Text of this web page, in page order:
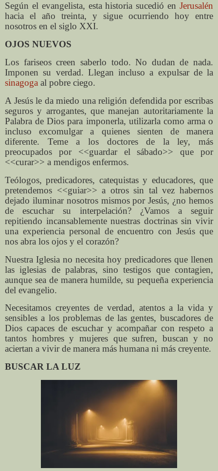
Según el evangelista, esta historia sucedió en Jerusalén
hacia el año treinta, y sigue ocurriendo hoy entre
nosotros en el siglo XXI.
OJOS NUEVOS
Los fariseos creen saberlo todo. No dudan de nada.
Imponen su verdad. Llegan incluso a expulsar de la
sinagoga al pobre ciego.
A Jesús le da miedo una religión defendida por escribas
seguros y arrogantes, que manejan autoritariamente la
Palabra de Dios para imponerla, utilizarla como arma o
incluso excomulgar a quienes sienten de manera
diferente. Teme a los doctores de la ley, más
preocupados por <<guardar el sábado>> que por
<<curar>> a mendigos enfermos.
Teólogos, predicadores, catequistas y educadores, que
pretendemos <<guiar>> a otros sin tal vez habernos
dejado iluminar nosotros mismos por Jesús, ¿no hemos
de escuchar su interpelación? ¿Vamos a seguir
repitiendo incansablemente nuestras doctrinas sin vivir
una experiencia personal de encuentro con Jesús que
nos abra los ojos y el corazón?
Nuestra Iglesia no necesita hoy predicadores que llenen
las iglesias de palabras, sino testigos que contagien,
aunque sea de manera humilde, su pequeña experiencia
del evangelio.
Necesitamos creyentes de verdad, atentos a la vida y
sensibles a los problemas de las gentes, buscadores de
Dios capaces de escuchar y acompañar con respeto a
tantos hombres y mujeres que sufren, buscan y no
aciertan a vivir de manera más humana ni más creyente.
BUSCAR LA LUZ